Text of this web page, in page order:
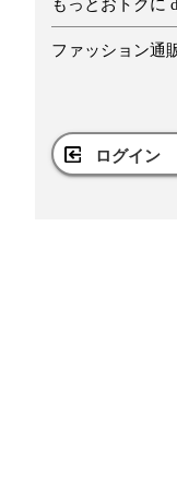
もっとおトクに
ファッション通
ログイン